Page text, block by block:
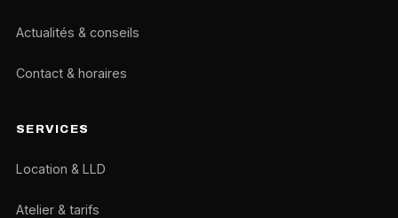
Actualités & conseils
Contact & horaires
SERVICES
Location & LLD
Atelier & tarifs